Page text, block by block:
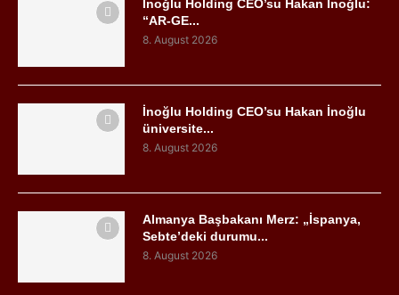
İnoğlu Holding CEO’su Hakan İnoğlu:
“AR-GE...
8. August 2026
İnoğlu Holding CEO’su Hakan İnoğlu
üniversite...
8. August 2026
Almanya Başbakanı Merz: „İspanya,
Sebte’deki durumu...
8. August 2026